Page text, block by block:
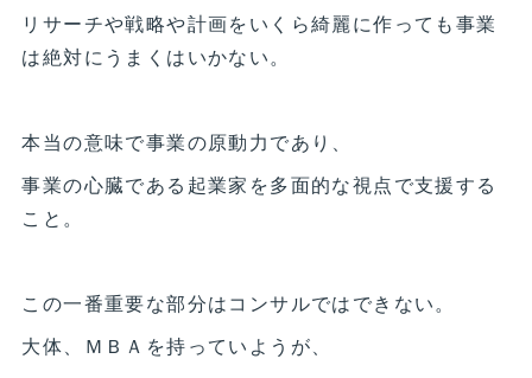
リサーチや戦略や計画をいくら綺麗に作っても事業
は絶対にうまくはいかない。
本当の意味で事業の原動力であり、
事業の心臓である起業家を多面的な視点で支援する
こと。
この一番重要な部分はコンサルではできない。
大体、ＭＢＡを持っていようが、